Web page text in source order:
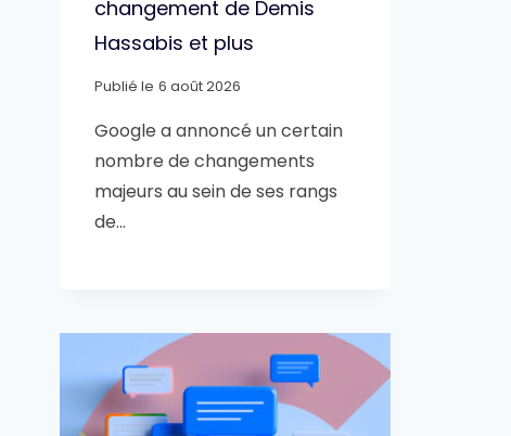
changement de Demis
Hassabis et plus
Publié le 6 août 2026
Google a annoncé un certain
nombre de changements
majeurs au sein de ses rangs
de…